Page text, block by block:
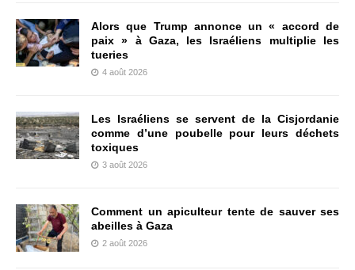
Alors que Trump annonce un « accord de
paix » à Gaza, les Israéliens multiplie les
tueries
4 août 2026
Les Israéliens se servent de la Cisjordanie
comme d’une poubelle pour leurs déchets
toxiques
3 août 2026
Comment un apiculteur tente de sauver ses
abeilles à Gaza
2 août 2026